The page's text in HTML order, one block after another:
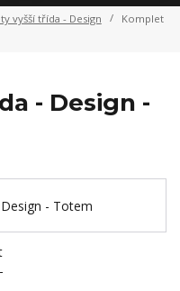
vyšší třída - Design
Komplet
- Design -